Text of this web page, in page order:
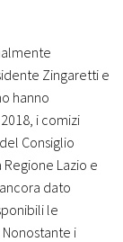
Zingaretti e
hanno
i comizi
Consiglio
Lazio e
dato
le
i